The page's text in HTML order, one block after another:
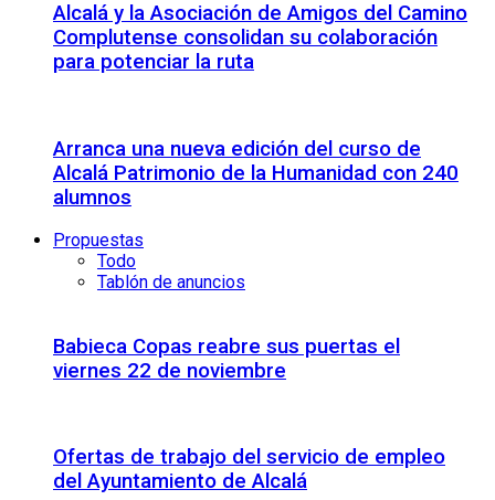
Alcalá y la Asociación de Amigos del Camino
Complutense consolidan su colaboración
para potenciar la ruta
Arranca una nueva edición del curso de
Alcalá Patrimonio de la Humanidad con 240
alumnos
Propuestas
Todo
Tablón de anuncios
Babieca Copas reabre sus puertas el
viernes 22 de noviembre
Ofertas de trabajo del servicio de empleo
del Ayuntamiento de Alcalá